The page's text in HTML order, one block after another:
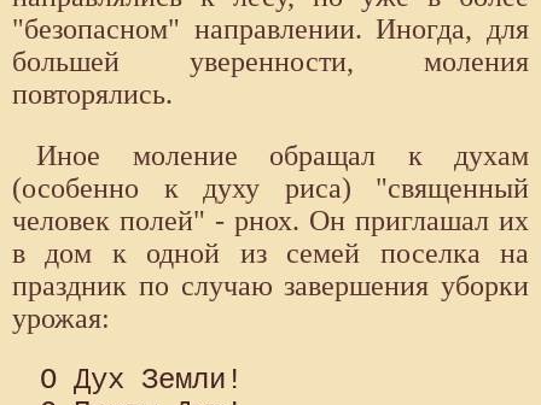
"безопасном" направлении. Иногда, для
большей уверенности, моления
повторялись.
Иное моление обращал к духам
(особенно к духу риса) "священный
человек полей" - рнох. Он приглашал их
в дом к одной из семей поселка на
праздник по случаю завершения уборки
урожая:
О Дух Земли!